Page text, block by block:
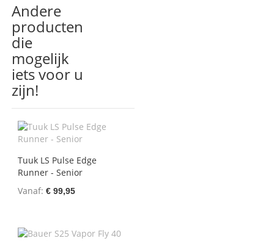
Andere
producten
die
mogelijk
iets voor u
zijn!
Tuuk LS Pulse Edge
Runner - Senior
Vanaf € 99,95